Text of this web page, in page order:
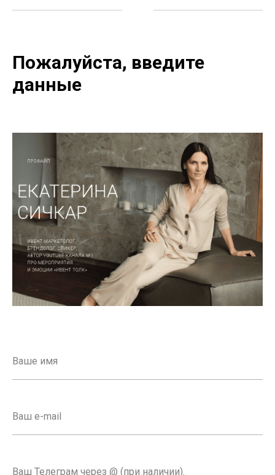
Пожалуйста, введите
данные